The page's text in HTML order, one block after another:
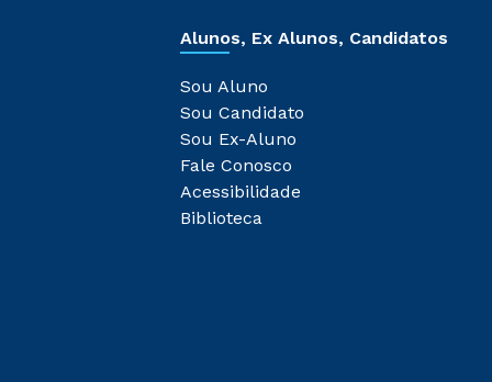
Alunos, Ex Alunos, Candidatos
Sou Aluno
Sou Candidato
Sou Ex-Aluno
Fale Conosco
Acessibilidade
Biblioteca